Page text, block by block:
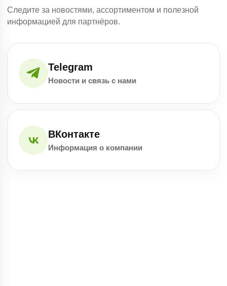
Следите за новостями, ассортиментом и полезной
информацией для партнёров.
Telegram
Новости и связь с нами
ВКонтакте
Информация о компании